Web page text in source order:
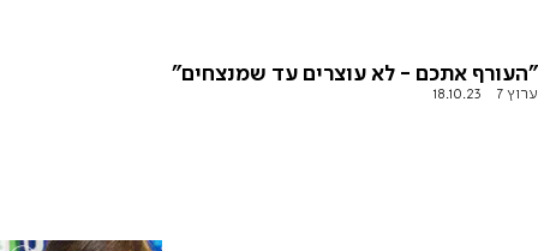
"העורף אתכם - לא עוצרים עד שמנצחים"
ערוץ 7 18.10.23